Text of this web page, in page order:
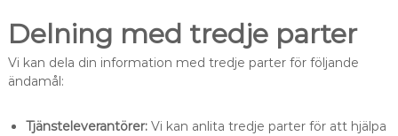
Delning med tredje parter
Vi kan dela din information med tredje parter för följande
ändamål:
Tjänsteleverantörer:Vi kan anlita tredje parter för att hjälpa